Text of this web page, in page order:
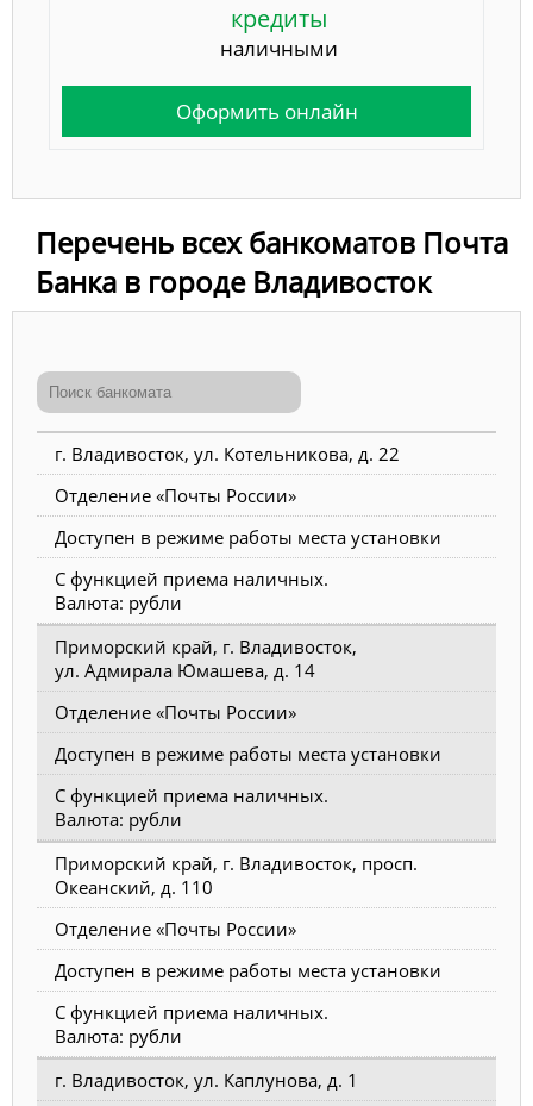
кредиты
наличными
Оформить онлайн
Перечень всех банкоматов Почта
Банка в городе Владивосток
г. Владивосток, ул. Котельникова, д. 22
Отделение «Почты России»
Доступен в режиме работы места установки
С функцией приема наличных.
Валюта: рубли
Приморский край, г. Владивосток,
ул. Адмирала Юмашева, д. 14
Отделение «Почты России»
Доступен в режиме работы места установки
С функцией приема наличных.
Валюта: рубли
Приморский край, г. Владивосток, просп.
Океанский, д. 110
Отделение «Почты России»
Доступен в режиме работы места установки
С функцией приема наличных.
Валюта: рубли
г. Владивосток, ул. Каплунова, д. 1